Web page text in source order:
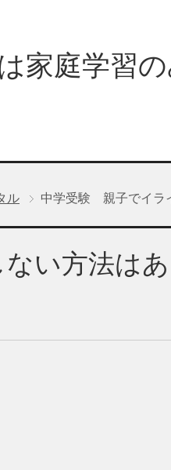
家庭学習
ル 中学受験 親子でイラ
い方法はあ